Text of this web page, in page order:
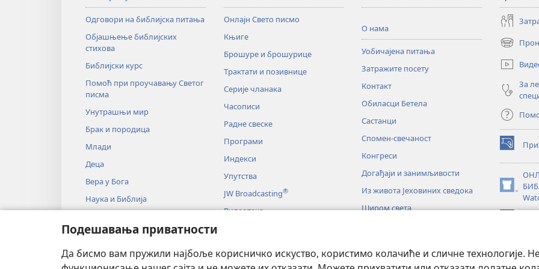
Подешавања приватности
Да бисмо вам пружили најбоље корисничко искуство, користимо колачиће и сличне технологије.
Одговори на библијска питања
Објашњење библијских
стихова
Библијски курс
Помоћ при проучавању Светог
писма
Унутрашњи мир
Брак и породица
Млади
Деца
Вера у Бога
Наука и Библија
Онлајн Свето писмо
Књиге
Брошуре и брошурице
Трактати и позивнице
Серије чланака
Часописи
Радне свеске
Програми
Индекси
Упутства
JW Broadcasting®
Видеотека
Драмско читање Светог писма
О нама
Уобичајена питања
Затражите посету
Контакт
Обиласци Бетела
Састанци
Спомен-свечаност
Конгреси
Догађаји и занимљивости
Из живота Јеховиних сведока
Широм света
(отвара
нови
прозор)
За
(отвара
нови
прозор)
(отвара